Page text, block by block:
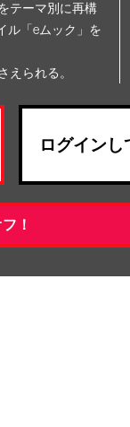
テーマ別に再構
ル「eムック」を
えられる。
ログインし
！